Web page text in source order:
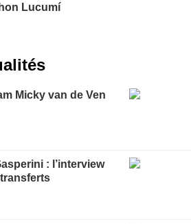
Lucumí
Micky van de Ven
: l’interview